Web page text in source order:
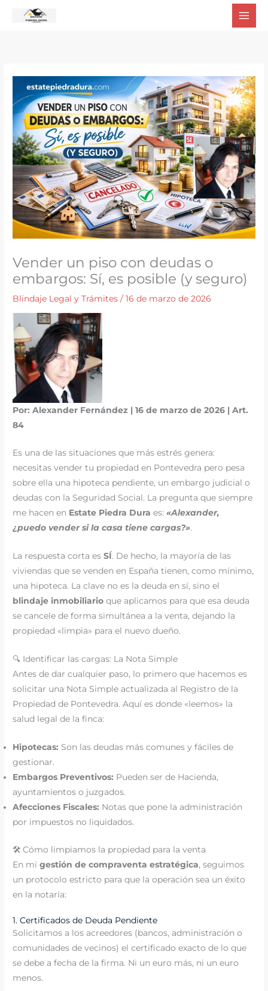
Vender un piso con deudas o
embargos: Sí, es posible (y seguro)
Blindaje Legal y Trámites /16 de marzo de 2026
Por: Alexander Fernández | 16 de marzo de 2026 | Art.
84
Es una de las situaciones que más estrés genera:
necesitas vender tu propiedad en Pontevedra pero pesa
sobre ella una hipoteca pendiente, un embargo judicial o
deudas con la Seguridad Social. La pregunta que siempre
me hacen en Estate Piedra Dura es:«Alexander,
¿puedo vender si la casa tiene cargas?».
La respuesta corta esSÍ. De hecho, la mayoría de las
viviendas que se venden en España tienen, como mínimo,
una hipoteca. La clave no es la deuda en sí, sino el
blindaje inmobiliario que aplicamos para que esa deuda
se cancele de forma simultánea a la venta, dejando la
propiedad «limpia» para el nuevo dueño.
🔍 Identificar las cargas: La Nota Simple
Antes de dar cualquier paso, lo primero que hacemos es
solicitar una Nota Simple actualizada al Registro de la
Propiedad de Pontevedra. Aquí es donde «leemos» la
salud legal de la finca:
Hipotecas: Son las deudas más comunes y fáciles de
gestionar.
Embargos Preventivos: Pueden ser de Hacienda,
ayuntamientos o juzgados.
Afecciones Fiscales: Notas que pone la administración
por impuestos no liquidados.
🛠️ Cómo limpiamos la propiedad para la venta
En migestión de compraventa estratégica, seguimos
un protocolo estricto para que la operación sea un éxito
en la notaría:
1. Certificados de Deuda Pendiente
Solicitamos a los acreedores (bancos, administración o
comunidades de vecinos) el certificado exacto de lo que
se debe a fecha de la firma. Ni un euro más, ni un euro
menos.